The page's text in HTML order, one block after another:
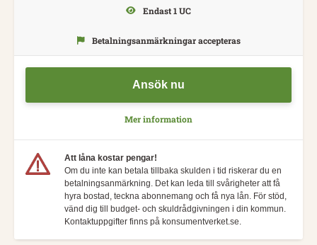
Ansök nu
Mer information
Endast 1 UC
Betalningsanmärkningar accepteras
Att låna kostar pengar!
Om du inte kan betala tillbaka skulden i tid riskerar du en
betalningsanmärkning. Det kan leda till svårigheter att få
hyra bostad, teckna abonnemang och få nya lån. För stöd,
vänd dig till budget- och skuldrådgivningen i din kommun.
Kontaktuppgifter finns på konsumentverket.se.